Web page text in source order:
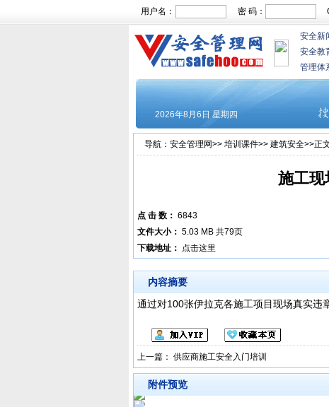
用户名： 密 码：
安全新
安全教
管理体
导航： 安全管理网>> 培训课件>> 建筑安全>>正
施工现
点 击 数： 6843
文件大小： 5.03 MB 共79页
下载地址：
点击这里
内容摘要
通过对100张伊拉克各施工项目现场真实违
上一篇： 供应商施工安全入门培训
附件预览